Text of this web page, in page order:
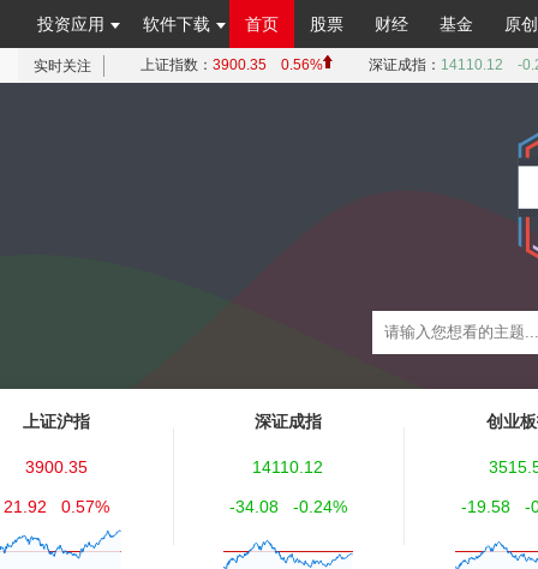
投资应用 软件下载 首页 股票 财经 基金 原创
上证沪指
3900.35
21.92 0.57%
深证成指
14110.12
-34.08 -0.24%
创业
-19.58 -